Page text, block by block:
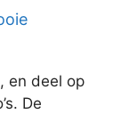
en deel op
De